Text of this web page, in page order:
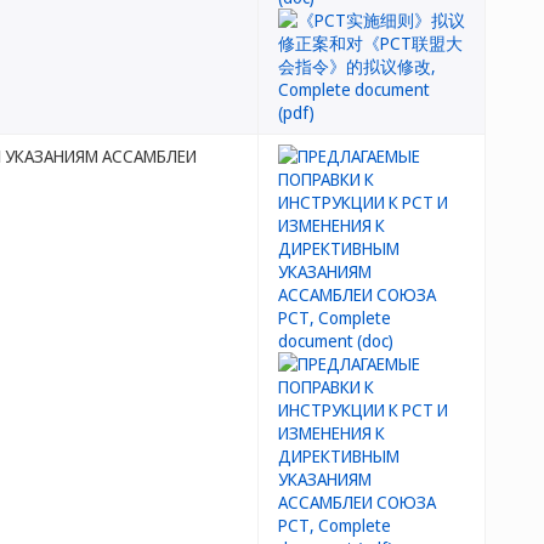
АССАМБЛЕИ